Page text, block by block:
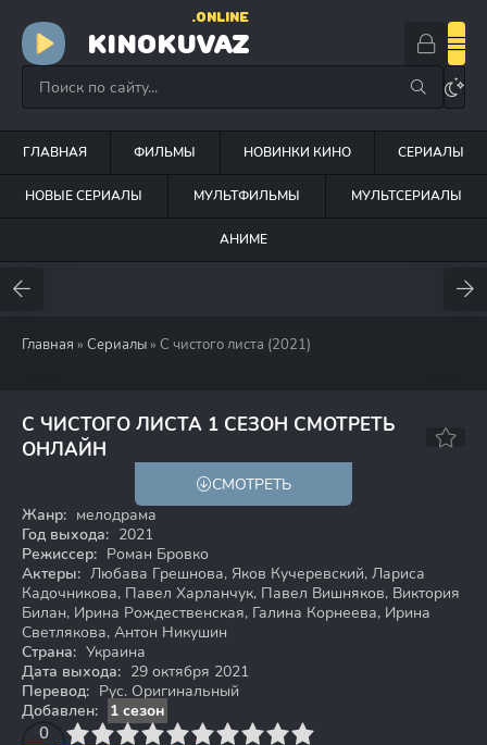
KINOKUVAZ
.ONLINE
ГЛАВНАЯ ФИЛЬМЫ НОВИНКИ КИНО СЕРИАЛЫ
НОВЫЕ СЕРИАЛЫ МУЛЬТФИЛЬМЫ МУЛЬТСЕРИАЛЫ
АНИМЕ
Главная » Сериалы » С чистого листа (2021)
С ЧИСТОГО ЛИСТА 1 СЕЗОН СМОТРЕТЬ
ОНЛАЙН
СМОТРЕТЬ
Жанр: мелодрама
Год выхода: 2021
Режиссер: Роман Бровко
Актеры: Любава Грешнова, Яков Кучеревский, Лариса
Кадочникова, Павел Харланчук, Павел Вишняков, Виктория
Билан, Ирина Рождественская, Галина Корнеева, Ирина
Светлякова, Антон Никушин
Страна: Украина
Дата выхода: 29 октября 2021
Перевод: Рус. Оригинальный
Добавлен:
1 сезон
0
4 6 7 8 9 10